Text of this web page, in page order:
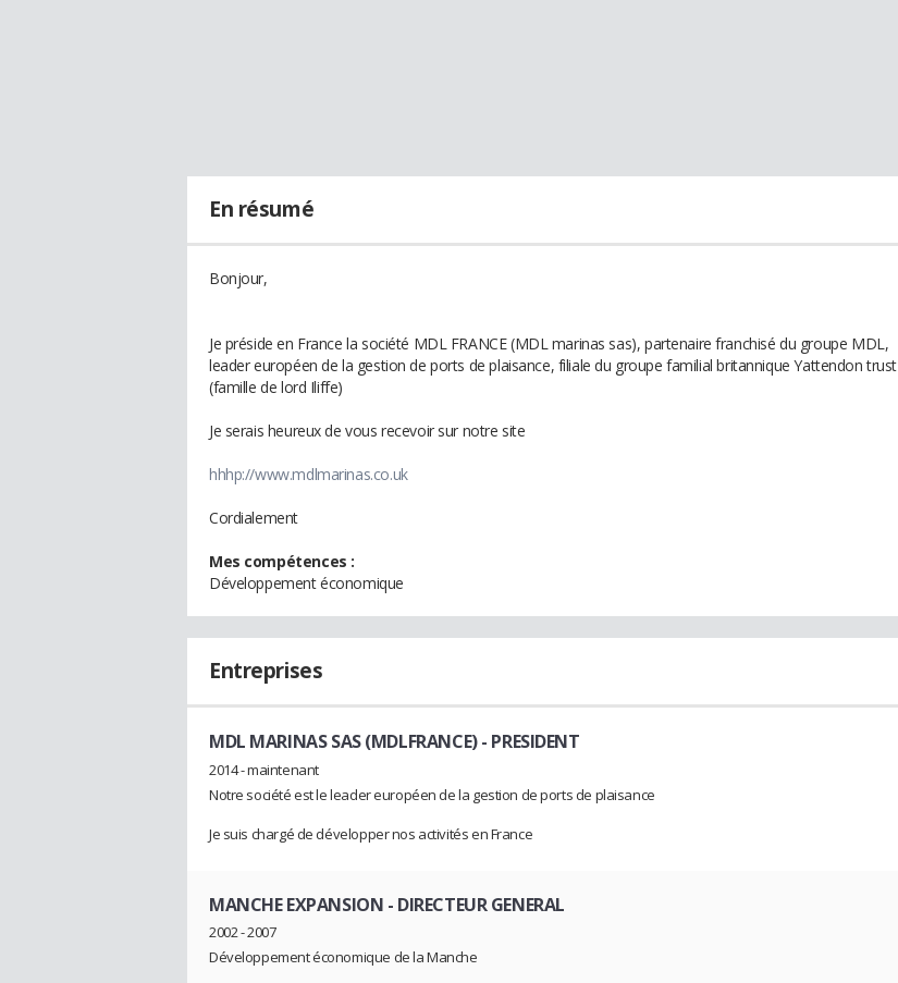
En résumé
Bonjour,
Je préside en France la société MDL FRANCE (MDL marinas sas), partenaire franchisé du groupe MDL,
leader européen de la gestion de ports de plaisance, filiale du groupe familial britannique Yattendon trust
(famille de lord Iliffe)
Je serais heureux de vous recevoir sur notre site
hhhp://www.mdlmarinas.co.uk
Cordialement
Mes compétences :
Développement économique
Entreprises
MDL MARINAS SAS (MDLFRANCE)- PRESIDENT
2014 - maintenant
Notre société est le leader européen de la gestion de ports de plaisance
Je suis chargé de développer nos activités en France
MANCHE EXPANSION - DIRECTEUR GENERAL
2002 - 2007
Développement économique de la Manche